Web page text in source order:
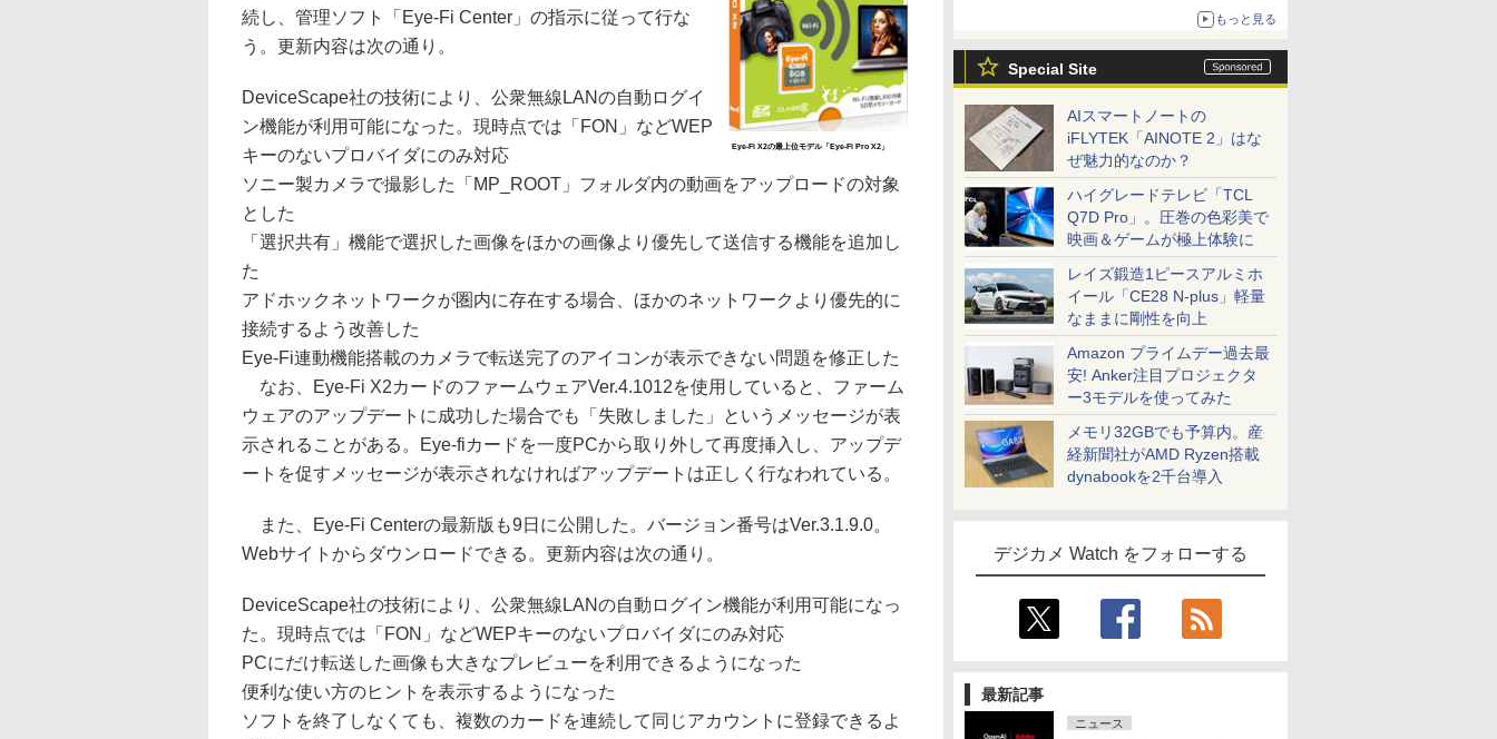
もっと見る
Special Site
AIスマートノートの
iFLYTEK「AINOTE 2」はな
ぜ魅力的なのか？
ハイグレードテレビ「TCL
Q7D Pro」。圧巻の色彩美で
映画＆ゲームが極上体験に
レイズ鍛造1ピースアルミホ
イール「CE28 N-plus」軽量
なままに剛性を向上
Amazon プライムデー過去最
安! Anker注目プロジェクタ
ー3モデルを使ってみた
メモリ32GBでも予算内。産
経新聞社がAMD Ryzen搭載
dynabookを2千台導入
デジカメ Watch をフォローする
最新記事
ニュース
Eye-Fi X2の最上位モデル「Eye-Fi Pro X2」
続し、管理ソフト「Eye-Fi Center」の指示に従って行な
う。更新内容は次の通り。
DeviceScape社の技術により、公衆無線LANの自動ログイ
ン機能が利用可能になった。現時点では「FON」などWEP
キーのないプロバイダにのみ対応
ソニー製カメラで撮影した「MP_ROOT」フォルダ内の動画をアップロードの対象
とした
「選択共有」機能で選択した画像をほかの画像より優先して送信する機能を追加し
た
アドホックネットワークが圏内に存在する場合、ほかのネットワークより優先的に
接続するよう改善した
Eye-Fi連動機能搭載のカメラで転送完了のアイコンが表示できない問題を修正した
なお、Eye-Fi X2カードのファームウェアVer.4.1012を使用していると、ファーム
ウェアのアップデートに成功した場合でも「失敗しました」というメッセージが表
示されることがある。Eye-fiカードを一度PCから取り外して再度挿入し、アップデ
ートを促すメッセージが表示されなければアップデートは正しく行なわれている。
また、Eye-Fi Centerの最新版も9日に公開した。バージョン番号はVer.3.1.9.0。
Webサイトからダウンロードできる。更新内容は次の通り。
DeviceScape社の技術により、公衆無線LANの自動ログイン機能が利用可能になっ
た。現時点では「FON」などWEPキーのないプロバイダにのみ対応
PCにだけ転送した画像も大きなプレビューを利用できるようになった
便利な使い方のヒントを表示するようになった
ソフトを終了しなくても、複数のカードを連続して同じアカウントに登録できるよ